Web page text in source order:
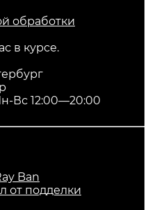
обработки
в курсе.
Вс 12:00—20:00
Ban
от подделки